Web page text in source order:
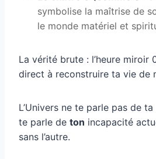
symbolise la maîtrise de
le monde matériel et
La vérité brute : l’heure miroir
direct à reconstruire ta vie de
L’Univers ne te parle pas de
te parle de ton incapacité
sans l’autre.